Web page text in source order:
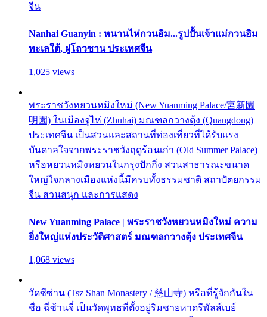
จีน
Nanhai Guanyin : หนานไห่กวนอิม...รูปปั้นเจ้าแม่กวนอิม
ทะเลใต้, ผู่โถวซาน ประเทศจีน
1,025 views
พระราชวังหยวนหมิงใหม่ (New Yuanming Palace/宮新園
明園) ในเมืองจูไห่ (Zhuhai) มณฑลกวางตุ้ง (Quangdong)
ประเทศจีน เป็นสวนและสถานที่ท่องเที่ยวที่ได้รับแรง
บันดาลใจจากพระราชวังฤดูร้อนเก่า (Old Summer Palace)
หรือหยวนหมิงหยวนในกรุงปักกิ่ง สวนสาธารณะขนาด
ใหญ่ใจกลางเมืองแห่งนี้มีครบทั้งธรรมชาติ สถาปัตยกรรม
จีน สวนสนุก และการแสดง
New Yuanming Palace | พระราชวังหยวนหมิงใหม่ ความ
ยิ่งใหญ่แห่งประวัติศาสตร์ มณฑลกวางตุ้ง ประเทศจีน
1,068 views
วัดซีซ่าน (Tsz Shan Monastery / 慈山寺) หรือที่รู้จักกันใน
ชื่อ ฉี่ซ้านจี๋ เป็นวัดพุทธที่ตั้งอยู่ริมชายหาดรีพัลส์เบย์